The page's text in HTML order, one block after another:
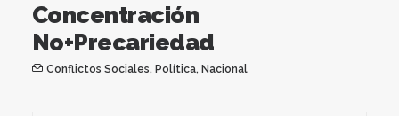
Concentración
No+Precariedad
Conflictos Sociales, Política, Nacional